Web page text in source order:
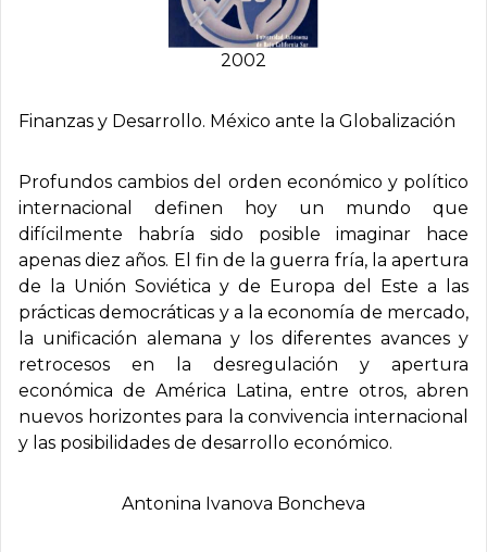
2002
Finanzas y Desarrollo. México ante la Globalización
Profundos cambios del orden económico y político
internacional definen hoy un mundo que
difícilmente habría sido posible imaginar hace
apenas diez años. El fin de la guerra fría, la apertura
de la Unión Soviética y de Europa del Este a las
prácticas democráticas y a la economía de mercado,
la unificación alemana y los diferentes avances y
retrocesos en la desregulación y apertura
económica de América Latina, entre otros, abren
nuevos horizontes para la convivencia internacional
y las posibilidades de desarrollo económico.
Antonina Ivanova Boncheva